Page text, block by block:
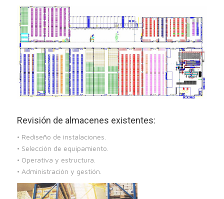
Revisión de almacenes existentes:
• Rediseño de instalaciones.
• Selección de equipamiento.
• Operativa y estructura.
• Administración y gestión.